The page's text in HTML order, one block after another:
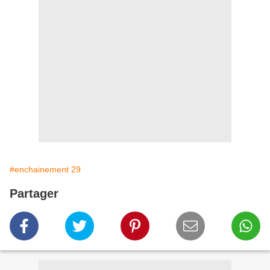
#enchainement 29
Partager